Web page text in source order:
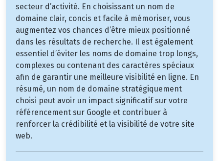
secteur d’activité. En choisissant un nom de
domaine clair, concis et facile à mémoriser, vous
augmentez vos chances d’être mieux positionné
dans les résultats de recherche. Il est également
essentiel d’éviter les noms de domaine trop longs,
complexes ou contenant des caractères spéciaux
afin de garantir une meilleure visibilité en ligne. En
résumé, un nom de domaine stratégiquement
choisi peut avoir un impact significatif sur votre
référencement sur Google et contribuer à
renforcer la crédibilité et la visibilité de votre site
web.